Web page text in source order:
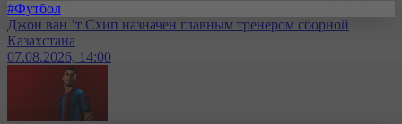
#Футбол
Джон ван ’т Схип назначен главным тренером сборной
Казахстана
07.08.2026, 14:00